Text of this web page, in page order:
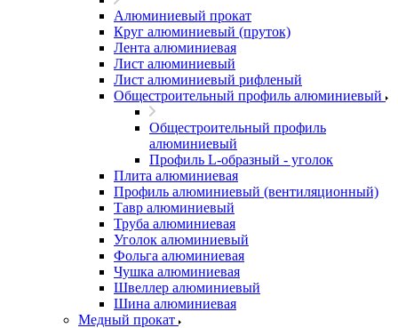
Алюминиевый прокат
Круг алюминиевый (пруток)
Лента алюминиевая
Лист алюминиевый
Лист алюминиевый рифленый
Общестроительный профиль алюминиевый
Общестроительный профиль
алюминиевый
Профиль L-образный - уголок
Плита алюминиевая
Профиль алюминиевый (вентиляционный)
Тавр алюминиевый
Труба алюминиевая
Уголок алюминиевый
Фольга алюминиевая
Чушка алюминиевая
Швеллер алюминиевый
Шина алюминиевая
Медный прокат